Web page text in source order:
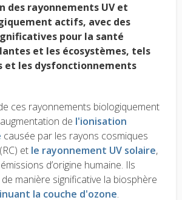
des rayonnements UV et
actifs, avec des
pour la santé
et les écosystèmes, tels
et les dysfonctionnements
ces rayonnements biologiquement
de l'ionisation
causée par les rayons cosmiques
et le rayonnement UV solaire,
d’origine humaine. Ils
manière significative la biosphère
la couche d'ozone.